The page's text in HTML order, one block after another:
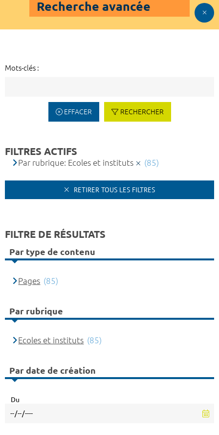
Recherche avancée
Mots-clés :
EFFACER RECHERCHER
FILTRES ACTIFS
Par rubrique: Ecoles et instituts (85)
RETIRER TOUS LES FILTRES
FILTRE DE RÉSULTATS
Par type de contenu
Pages (85)
Par rubrique
Ecoles et instituts (85)
Par date de création
Du